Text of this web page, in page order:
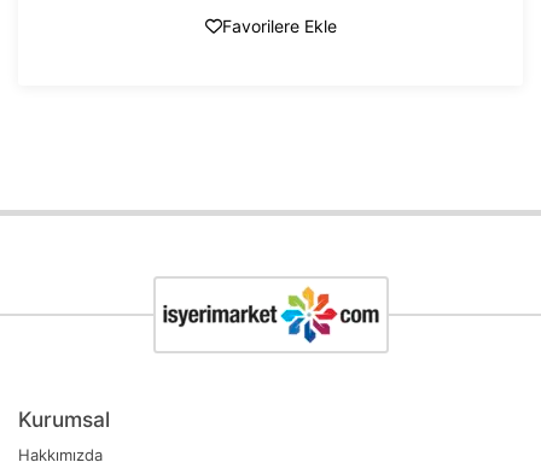
Favorilere Ekle
Kurumsal
Hakkımızda